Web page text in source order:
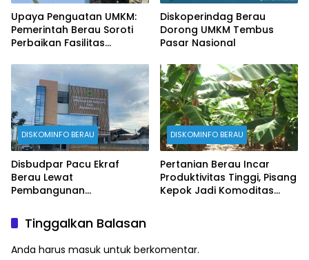
Upaya Penguatan UMKM:
Pemerintah Berau Soroti
Perbaikan Fasilitas
Diskoperindag Berau
Dorong UMKM Tembus
Pasar Nasional
DISKOMINFO BERAU
Disbudpar Pacu Ekraf
Berau Lewat
Pembangunan
DISKOMINFO BERAU
Pertanian Berau Incar
Produktivitas Tinggi, Pisang
Kepok Jadi Komoditas
Tinggalkan Balasan
Anda harus masuk untuk berkomentar.